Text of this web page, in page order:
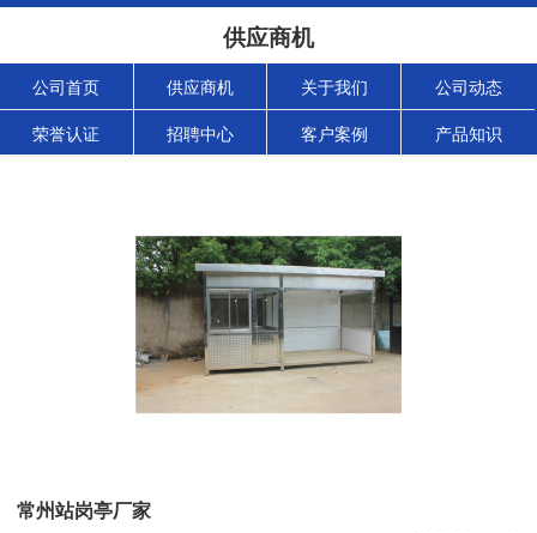
供应商机
公司首页 供应商机 关于我们 公司动态
荣誉认证 招聘中心 客户案例 产品知识
常州站岗亭厂家